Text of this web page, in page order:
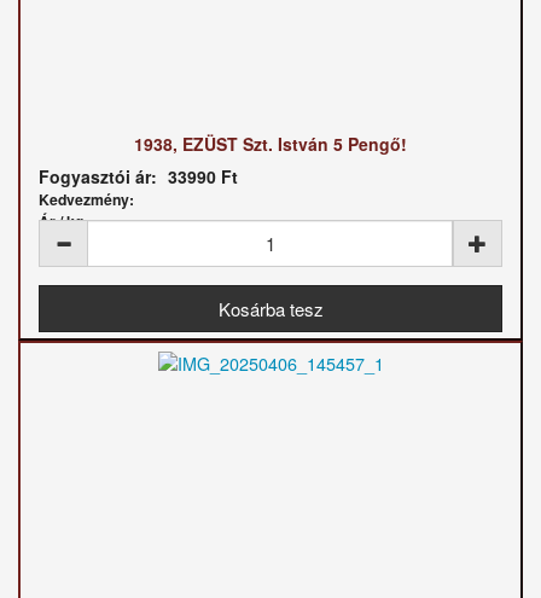
1938, EZÜST Szt. István 5 Pengő!
Fogyasztói ár: 33990 Ft
Kedvezmény:
Ár / kg: